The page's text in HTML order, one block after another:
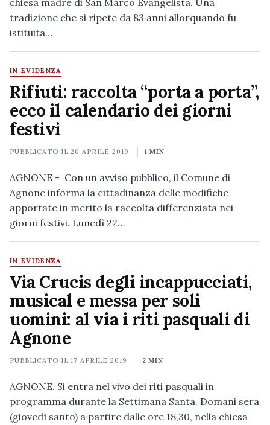
chiesa madre di San Marco Evangelista. Una
tradizione che si ripete da 83 anni allorquando fu
istituita…
IN EVIDENZA
Rifiuti: raccolta “porta a porta”,
ecco il calendario dei giorni
festivi
PUBBLICATO IL20 APRILE 2019 1 MIN
AGNONE - Con un avviso pubblico, il Comune di
Agnone informa la cittadinanza delle modifiche
apportate in merito la raccolta differenziata nei
giorni festivi. Lunedì 22…
IN EVIDENZA
Via Crucis degli incappucciati,
musical e messa per soli
uomini: al via i riti pasquali di
Agnone
PUBBLICATO IL17 APRILE 2019 2 MIN
AGNONE. Si entra nel vivo dei riti pasquali in
programma durante la Settimana Santa. Domani sera
(giovedì santo) a partire dalle ore 18,30, nella chiesa